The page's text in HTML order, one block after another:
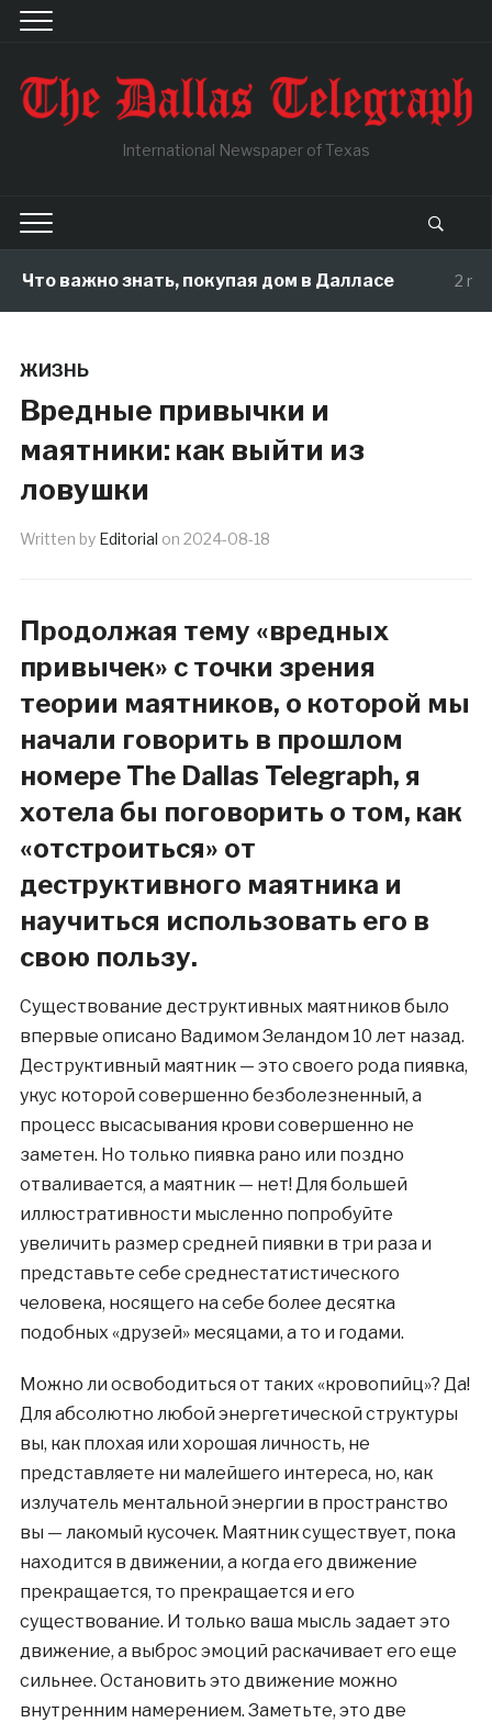
International Newspaper of Texas
важно знать, покупая дом в Далласе 2
ЖИЗНЬ
Вредные привычки и
маятники: как выйти из
ловушки
Written by Editorial on 2024-08-18
Продолжая тему «вредных
привычек» с точки зрения
теории маятников, о которой мы
начали говорить в прошлом
номере The Dallas Telegraph, я
хотела бы поговорить о том, как
«отстроиться» от
деструктивного маятника и
научиться использовать его в
свою пользу.
Существование деструктивных маятников было
впервые описано Вадимом Зеландом 10 лет назад.
Деструктивный маятник — это своего рода пиявка,
укус которой совершенно безболезненный, а
процесс высасывания крови совершенно не
заметен. Но только пиявка рано или поздно
отваливается, а маятник — нет! Для большей
иллюстративности мысленно попробуйте
увеличить размер средней пиявки в три раза и
представьте себе среднестатистического
человека, носящего на себе более десятка
подобных «друзей» месяцами, а то и годами.
Можно ли освободиться от таких «кровопийц»? Да!
Для абсолютно любой энергетической структуры
вы, как плохая или хорошая личность, не
представляете ни малейшего интереса, но, как
излучатель ментальной энергии в пространство
вы — лакомый кусочек. Маятник существует, пока
находится в движении, а когда его движение
прекращается, то прекращается и его
существование. И только ваша мысль задает это
движение, а выброс эмоций раскачивает его еще
сильнее. Остановить это движение можно
внутренним намерением. Заметьте, это две